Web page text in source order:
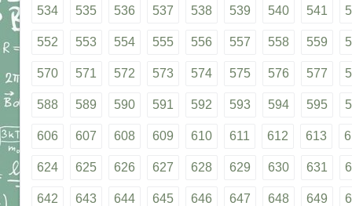
534 535 536 537 538 539 540 541
552 553 554 555 556 557 558 559
570 571 572 573 574 575 576 577
588 589 590 591 592 593 594 595
606 607 608 609 610 611 612 613
624 625 626 627 628 629 630 631
642 643 644 645 646 647 648 649